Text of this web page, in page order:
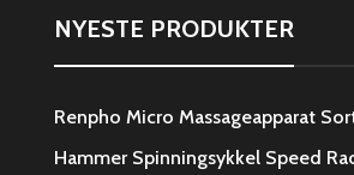
NYESTE PRODUKTER
Renpho Micro Massageapparat
Hammer Spinningsykkel Speed